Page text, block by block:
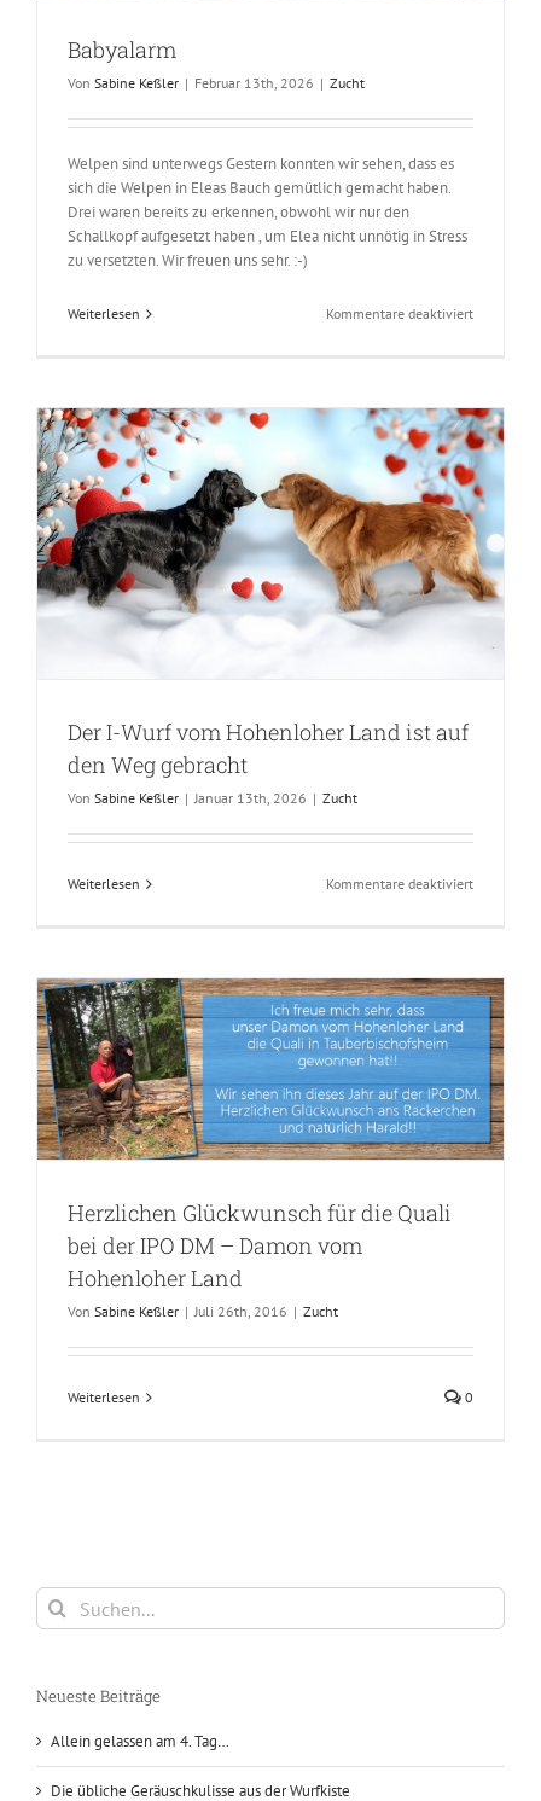
Babyalarm
Von Sabine Keßler | Februar 13th, 2026 | Zucht
Welpen sind unterwegs Gestern konnten wir sehen, dass es
sich die Welpen in Eleas Bauch gemütlich gemacht haben.
Drei waren bereits zu erkennen, obwohl wir nur den
Schallkopf aufgesetzt haben , um Elea nicht unnötig in Stress
zu versetzten. Wir freuen uns sehr. :-)
Weiterlesen Kommentare deaktiviertfür
Der I-Wurf vom Hohenloher Land ist auf
den Weg gebracht
Von Sabine Keßler | Januar 13th, 2026 | Zucht
Weiterlesen Kommentare deaktiviertfür
Land
den
Weg
gebracht
Herzlichen Glückwunsch für die Quali
bei der IPO DM – Damon vom
Hohenloher Land
Von Sabine Keßler | Juli 26th, 2016 | Zucht
Weiterlesen 0
Suche
nach:
Neueste Beiträge
Allein gelassen am 4. Tag…
Die übliche Geräuschkulisse aus der Wurfkiste